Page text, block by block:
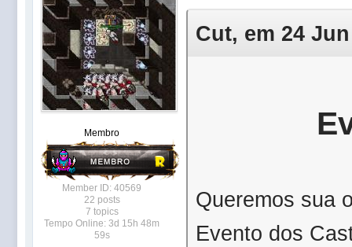
Membro
Member ID: 40569
22 posts
7 topics
Tempo Online: 3d 15h 48m
59s
Cut, em 24
Queremos sua
Evento dos